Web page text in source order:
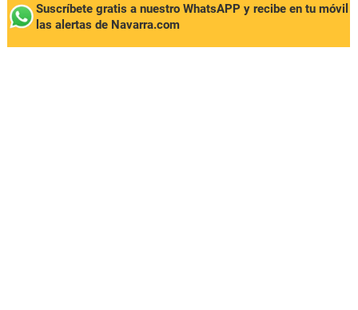
Suscríbete gratis a nuestro WhatsAPP y recibe en tu móvil
las alertas de Navarra.com